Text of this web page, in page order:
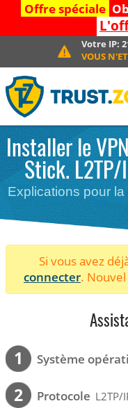
Offre spéciale
Votre IP:
VOUS
Installer le
Stick. L2TP/
Explications pour
Si vous avez
connecter.
1 Système
2 Protocole L2TP/